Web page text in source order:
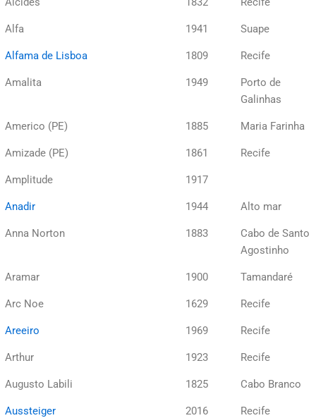
Alfa 1941 Suape
Alfama de Lisboa 1809 Recife
Amalita 1949
Porto de
Galinhas
Americo (PE) 1885 Maria Farinha
Amizade (PE) 1861 Recife
Amplitude 1917
Anadir 1944 Alto mar
Anna Norton 1883
Cabo de Santo
Agostinho
Aramar 1900 Tamandaré
Arc Noe 1629 Recife
Areeiro 1969 Recife
Arthur 1923 Recife
Augusto Labili 1825 Cabo Branco
Aussteiger 2016 Recife